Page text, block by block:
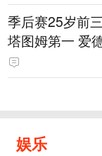
季后赛25岁前
塔图姆第一 爱
娱乐